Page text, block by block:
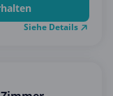
Siehe Details